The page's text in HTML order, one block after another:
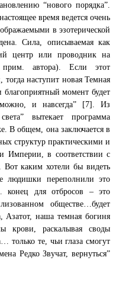
“нового порядка”.
время ведется очень
в эзотерической
Сила, описываемая как
центр или проводник на
автора). Если этот
тогда наступит новая Темная
момент будет
и навсегда” [7]. Из
света” вытекает программа
В общем, она заключается в
структур практическими и
Империи, в соответствии с
каким хотели бы видеть
людишки переполнили это
конец для отбросов – это
обществе…будет
Азатот, наша темная богиня
крови, раскалывая своды
только те, чьи глаза смогут
Редко Звучат, вернуться”